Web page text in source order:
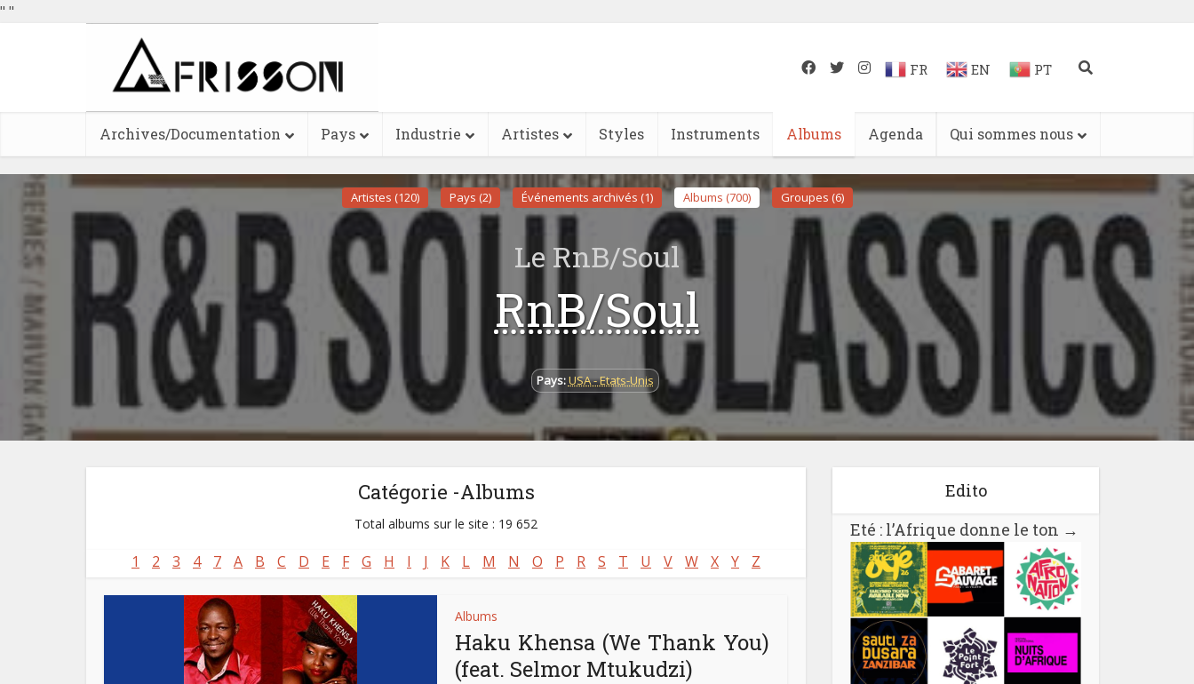
" "
FR EN PT
Archives/Documentation Pays Industrie Artistes Styles Instruments Albums Agenda Qui sommes nous
Artistes (120) Pays (2) Événements archivés (1) Albums (700) Groupes (6)
Le RnB/Soul
RnB/Soul
Pays:USA - Etats-Unis
Catégorie -Albums
Total albums sur le site : 19 652
1 2 3 4 7 A B C D E F G H I J K L M N O P R S T U V W X Y Z
Albums
Haku Khensa (We Thank You)
(feat. Selmor Mtukudzi)
Edito
Eté : l’Afrique donne le ton →